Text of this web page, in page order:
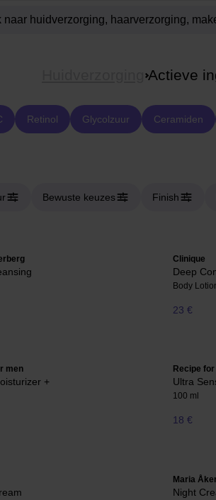
Actieve
Retinol Glycolzuur Ceramiden
Bewuste keuzes Finish
Clinique
Deep
Body
23 €
men
+
Recipe
Ultra
100 ml
18 €
Maria
Night